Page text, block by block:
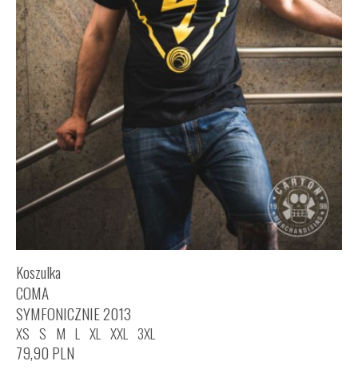
Koszulka
COMA
SYMFONICZNIE 2013
XS S M L XL XXL 3XL
79,90 PLN